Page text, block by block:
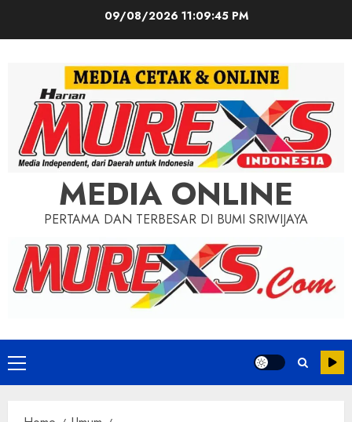
09/08/2026 11:09:47 PM
MEDIA ONLINE
PERTAMA DAN TERBESAR DI BUMI SRIWIJAYA
Primary
Menu